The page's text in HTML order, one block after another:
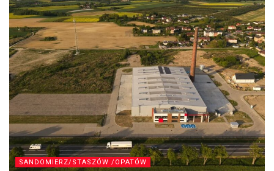
SANDOMIERZ/STASZÓW /OPATÓW